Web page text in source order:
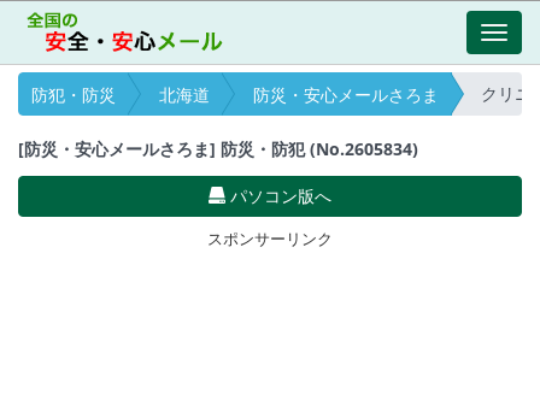
防犯・防災
北海道 防災・安心メールさろま クリニ
[防災・安心メールさろま] 防災・防犯 (No.2605834)
パソコン版へ
スポンサーリンク